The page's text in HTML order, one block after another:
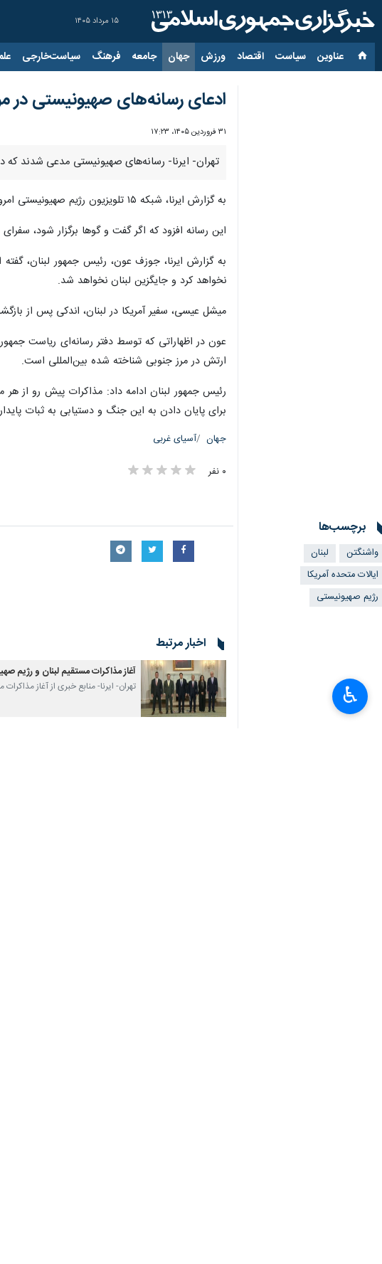
۱۵ مرداد ۱۴۰۵
عناوین‌ سیاست اقتصاد ورزش جهان جامعه فرهنگ سیاست‌خارجی
ادعای رسانه‌های صهیونیستی در
۳۱ فروردین ۱۴۰۵، ۱۷:۲۳
تهران- ایرنا- رسانه‌های صهیونیستی مدعی شدند که
به گزارش ایرنا، شبکه ۱۵ تلویزیون رژیم صهیونیستی امروز دوشنبه عنوان کرد که انتظار می‌رود دور دوم مذاکرات اسرائیل و لبنان روز پنجشنبه در واشنگتن برگزار شود.
این رسانه افزود که اگر گفت و گوها برگزار شود،
به گزارش ایرنا، جوزف عون، رئیس جمهور لبنان،
نخواهد کرد و جایگزین لبنان نخواهد شد.
میشل عیسی، سفیر آمریکا در لبنان، اندکی پس از بازگشت به بیروت، برای اولین
عون در اظهاراتی که توسط دفتر رسانه‌ای ریاست
ارتش در مرز جنوبی شناخته شده بین‌المللی است.
رئیس جمهور لبنان ادامه داد: مذاکرات پیش رو از هر
برای پایان دادن به این جنگ و دستیابی به ثبات
جهان آسیای غربی
۰ نفر
برچسب‌ها
واشنگتن
لبنان
ایالات متحده آمریکا
رژیم صهیونیستی
اخبار مرتبط
آغاز مذاکرات مستقیم لبنان و رژیم
تهران- ایرنا- منابع خبری از آغاز ♿︎